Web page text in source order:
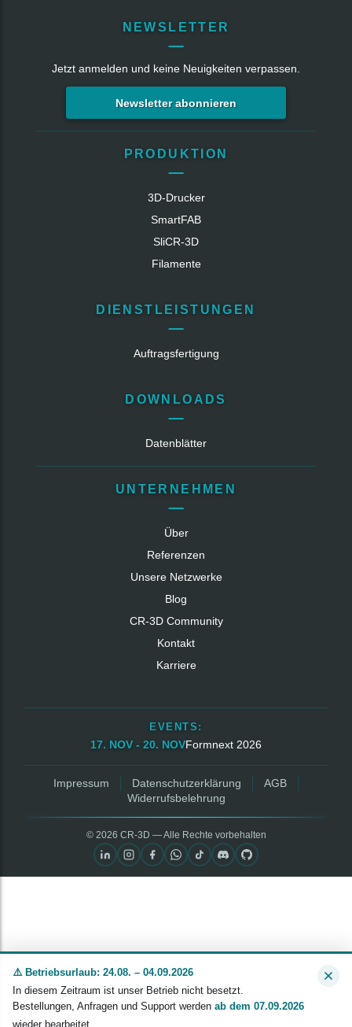
NEWSLETTER
Jetzt anmelden und keine Neuigkeiten verpassen.
Newsletter abonnieren
PRODUKTION
3D-Drucker
SmartFAB
SliCR‑3D
Filamente
DIENSTLEISTUNGEN
Auftragsfertigung
DOWNLOADS
Datenblätter
UNTERNEHMEN
Über
Referenzen
Unsere Netzwerke
Blog
CR‑3D Community
Kontakt
Karriere
EVENTS:
17. NOV - 20. NOVFormnext 2026
Impressum Datenschutzerklärung
AGB
Widerrufsbelehrung
© 2026 CR‑3D — Alle Rechte vorbehalten
⚠️ Betriebsurlaub: 24.08. – 04.09.2026
In diesem Zeitraum ist unser Betrieb nicht besetzt.
Bestellungen, Anfragen und Support werden ab dem 07.09.2026
wieder bearbeitet.